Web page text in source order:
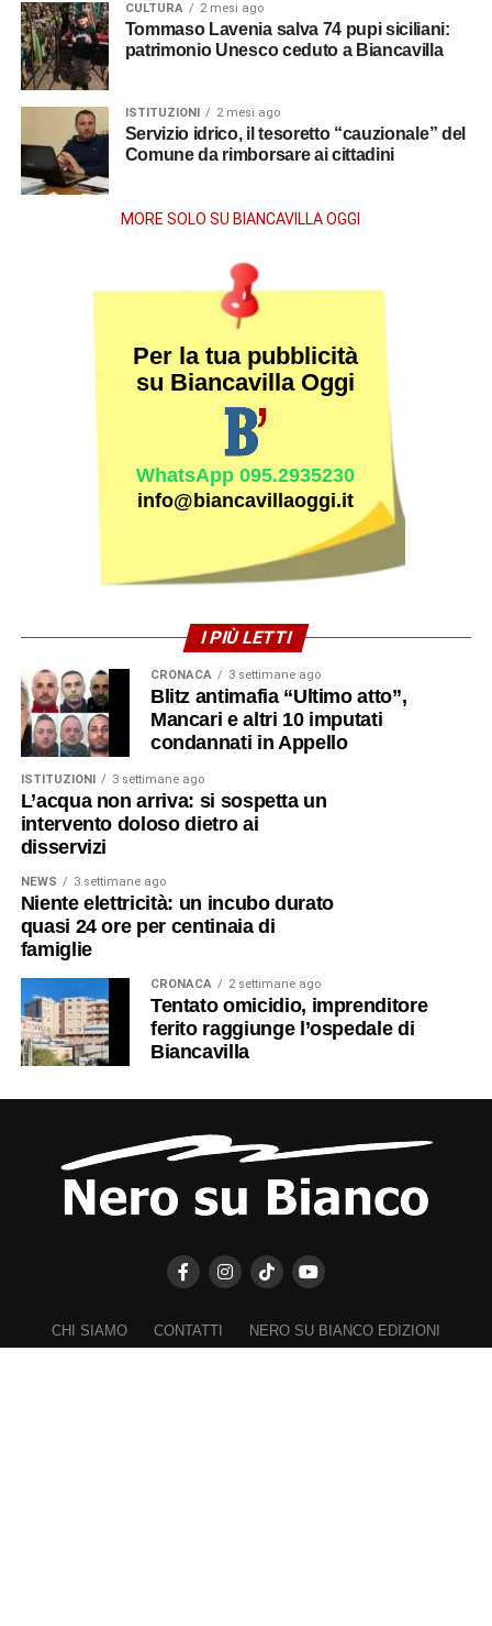
CULTURA 2 mesi ago
Tommaso Lavenia salva 74 pupi siciliani:
patrimonio Unesco ceduto a Biancavilla
ISTITUZIONI 2 mesi ago
Servizio idrico, il tesoretto “cauzionale” del
Comune da rimborsare ai cittadini
MORE SOLO SU BIANCAVILLA OGGI
Per la tua pubblicità
su Biancavilla Oggi
WhatsApp 095.2935230
info@biancavillaoggi.it
I PIÙ LETTI
CRONACA 3 settimane ago
Blitz antimafia “Ultimo atto”,
Mancari e altri 10 imputati
condannati in Appello
ISTITUZIONI 3 settimane ago
L’acqua non arriva: si sospetta un
intervento doloso dietro ai
disservizi
NEWS 3 settimane ago
Niente elettricità: un incubo durato
quasi 24 ore per centinaia di
famiglie
CRONACA 2 settimane ago
Tentato omicidio, imprenditore
ferito raggiunge l’ospedale di
Biancavilla
CHI SIAMO CONTATTI
NERO SU BIANCO EDIZIONI